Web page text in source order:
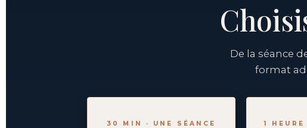
De la séance
format
30 MIN · UNE SÉANCE 1 HEURE